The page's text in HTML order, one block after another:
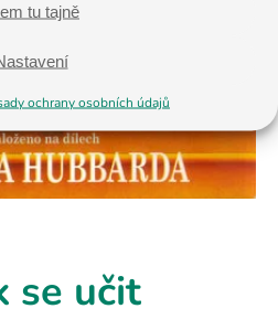
tu tajně
ochrany osobních údajů
se učit